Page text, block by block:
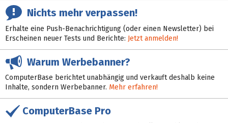
Nichts mehr verpassen!
Erhalte eine Push-Benachrichtigung (oder einen Newsletter) bei
Erscheinen neuer Tests und Berichte: Jetzt anmelden!
Warum Werbebanner?
ComputerBase berichtet unabhängig und verkauft deshalb keine
Inhalte, sondern Werbebanner. Mehr erfahren!
ComputerBase Pro